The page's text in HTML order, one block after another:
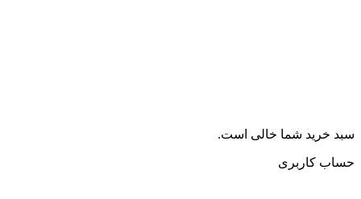
شما خالی است.